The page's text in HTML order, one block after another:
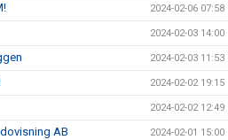
2024-02-06 07:58
2024-02-03 14:00
2024-02-03 11:53
2024-02-02 19:15
2024-02-02 12:49
AB 2024-02-01 15:00